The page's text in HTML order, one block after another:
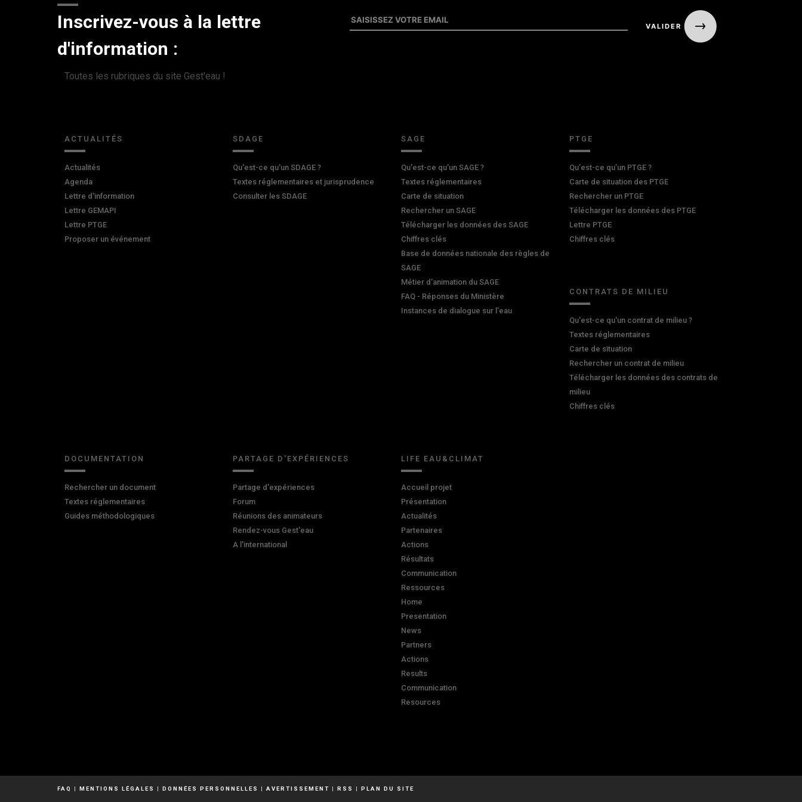
Inscrivez-vous à la lettre
d'information :
Toutes les rubriques du site Gest'eau !
ACTUALITÉS
Actualités
Agenda
Lettre d'information
Lettre GEMAPI
Lettre PTGE
Proposer un événement
SDAGE
Qu'est-ce qu'un SDAGE ?
Textes réglementaires et jurisprudence
Consulter les SDAGE
SAGE
Qu'est-ce qu'un SAGE ?
Textes réglementaires
Carte de situation
Rechercher un SAGE
Télécharger les données des SAGE
Chiffres clés
Base de données nationale des règles de
SAGE
Métier d'animation du SAGE
FAQ - Réponses du Ministère
Instances de dialogue sur l'eau
PTGE
Qu’est-ce qu’un PTGE ?
Carte de situation des PTGE
Rechercher un PTGE
Télécharger les données des PTGE
Lettre PTGE
Chiffres clés
CONTRATS DE MILIEU
Qu'est-ce qu'un contrat de milieu ?
Textes réglementaires
Carte de situation
Rechercher un contrat de milieu
Télécharger les données des contrats de
milieu
Chiffres clés
DOCUMENTATION
Rechercher un document
Textes réglementaires
Guides méthodologiques
PARTAGE D'EXPÉRIENCES
Partage d'expériences
Forum
Réunions des animateurs
Rendez-vous Gest'eau
A l'international
LIFE EAU&CLIMAT
Accueil projet
Présentation
Actualités
Partenaires
Actions
Résultats
Communication
Ressources
Home
Presentation
News
Partners
Actions
Results
Communication
Resources
FAQ | MENTIONS LÉGALES | DONNÉES PERSONNELLES | AVERTISSEMENT | RSS | PLAN DU SITE